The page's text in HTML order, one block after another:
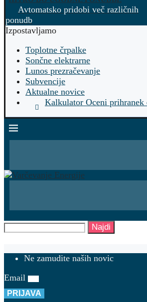
Avtomatsko pridobi več različnih
ponudb
Izpostavljamo
Toplotne črpalke
Sončne elektrarne
Lunos prezračevanje
Subvencije
Aktualne novice
Kalkulator Oceni prihranek
Najdi
Ne zamudite naših novic
Email
PRIJAVA